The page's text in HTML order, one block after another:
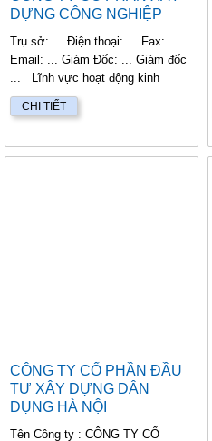
DỰNG CÔNG NGHIỆP
Trụ sở: ... Điện thoại: ... Fax: ...
Email: ... Giám Đốc: ... Giám đốc
... Lĩnh vực hoạt động kinh
doanh...
CHI TIẾT
CÔNG TY CỔ PHẦN ĐẦU
TƯ XÂY DỰNG DÂN
DỤNG HÀ NỘI
Tên Công ty : CÔNG TY CỔ